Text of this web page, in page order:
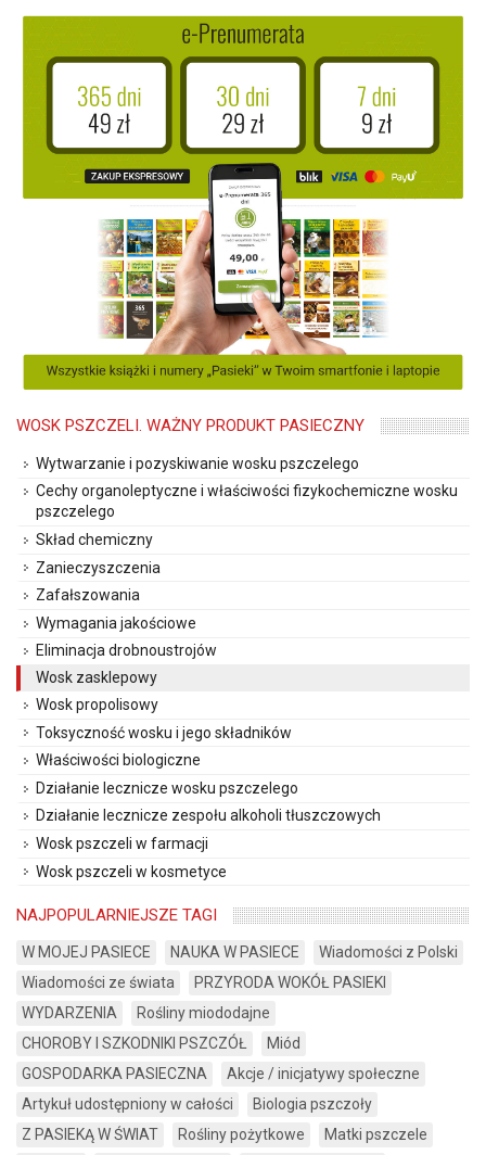
WOSK PSZCZELI. WAŻNY PRODUKT PASIECZNY
Wytwarzanie i pozyskiwanie wosku pszczelego
Cechy organoleptyczne i właściwości fizykochemiczne wosku
pszczelego
Skład chemiczny
Zanieczyszczenia
Zafałszowania
Wymagania jakościowe
Eliminacja drobnoustrojów
Wosk zasklepowy
Wosk propolisowy
Toksyczność wosku i jego składników
Właściwości biologiczne
Działanie lecznicze wosku pszczelego
Działanie lecznicze zespołu alkoholi tłuszczowych
Wosk pszczeli w farmacji
Wosk pszczeli w kosmetyce
NAJPOPULARNIEJSZE TAGI
W MOJEJ PASIECE NAUKA W PASIECE
Wiadomości z Polski
Wiadomości ze świata
PRZYRODA WOKÓŁ PASIEKI
WYDARZENIA
Rośliny miododajne
CHOROBY I SZKODNIKI PSZCZÓŁ
Miód
GOSPODARKA PASIECZNA
Akcje / inicjatywy społeczne
Artykuł udostępniony w całości
Biologia pszczoły
Z PASIEKĄ W ŚWIAT
Rośliny pożytkowe
Matki pszczele